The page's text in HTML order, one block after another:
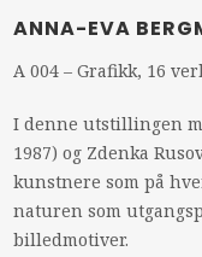
ANNA-EVA
A 004 – Grafikk, 16
I denne utstillingen
1987) og Zdenka
kunstnere som på
naturen som
billedmotiver.